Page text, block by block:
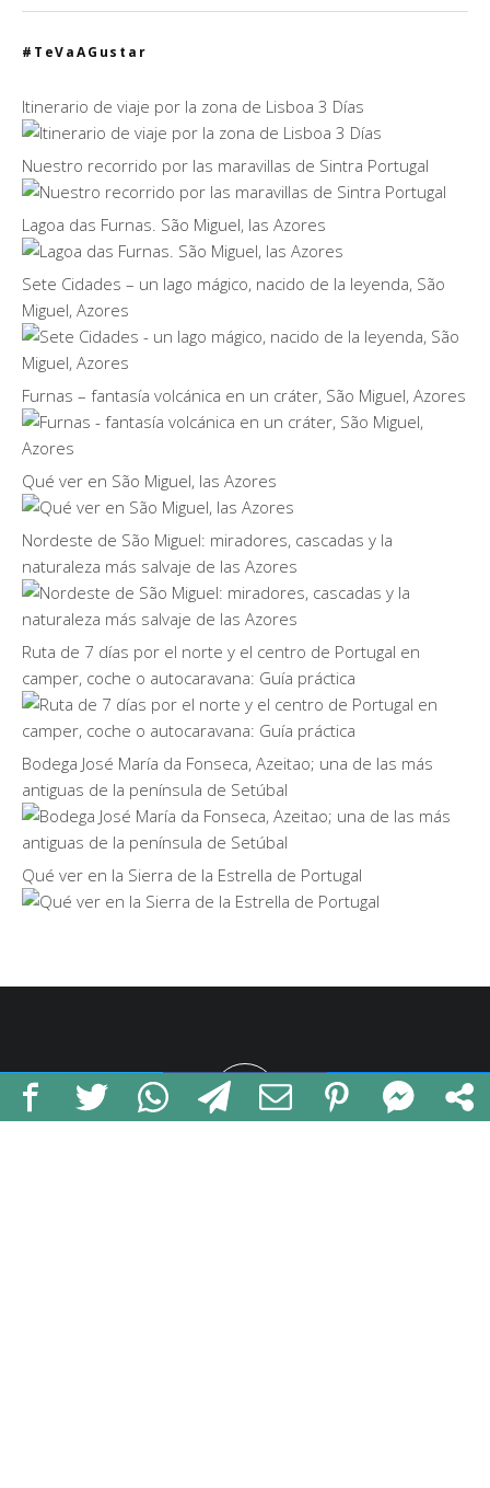
#TeVaAGustar
Itinerario de viaje por la zona de Lisboa 3 Días
Nuestro recorrido por las maravillas de Sintra Portugal
Lagoa das Furnas. São Miguel, las Azores
Sete Cidades – un lago mágico, nacido de la leyenda, São
Miguel, Azores
Furnas – fantasía volcánica en un cráter, São Miguel, Azores
Qué ver en São Miguel, las Azores
Nordeste de São Miguel: miradores, cascadas y la
naturaleza más salvaje de las Azores
Ruta de 7 días por el norte y el centro de Portugal en
camper, coche o autocaravana: Guía práctica
Bodega José María da Fonseca, Azeitao; una de las más
antiguas de la península de Setúbal
Qué ver en la Sierra de la Estrella de Portugal